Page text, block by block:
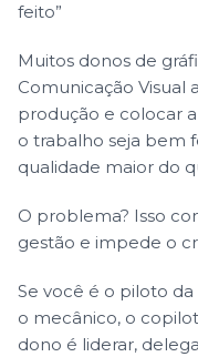
feito”
Muitos donos de
Comunicação Visual
produção e colocar
o trabalho seja bem
qualidade maior do
O problema? Isso
gestão e impede o
Se você é o piloto
o mecânico, o
dono é liderar,